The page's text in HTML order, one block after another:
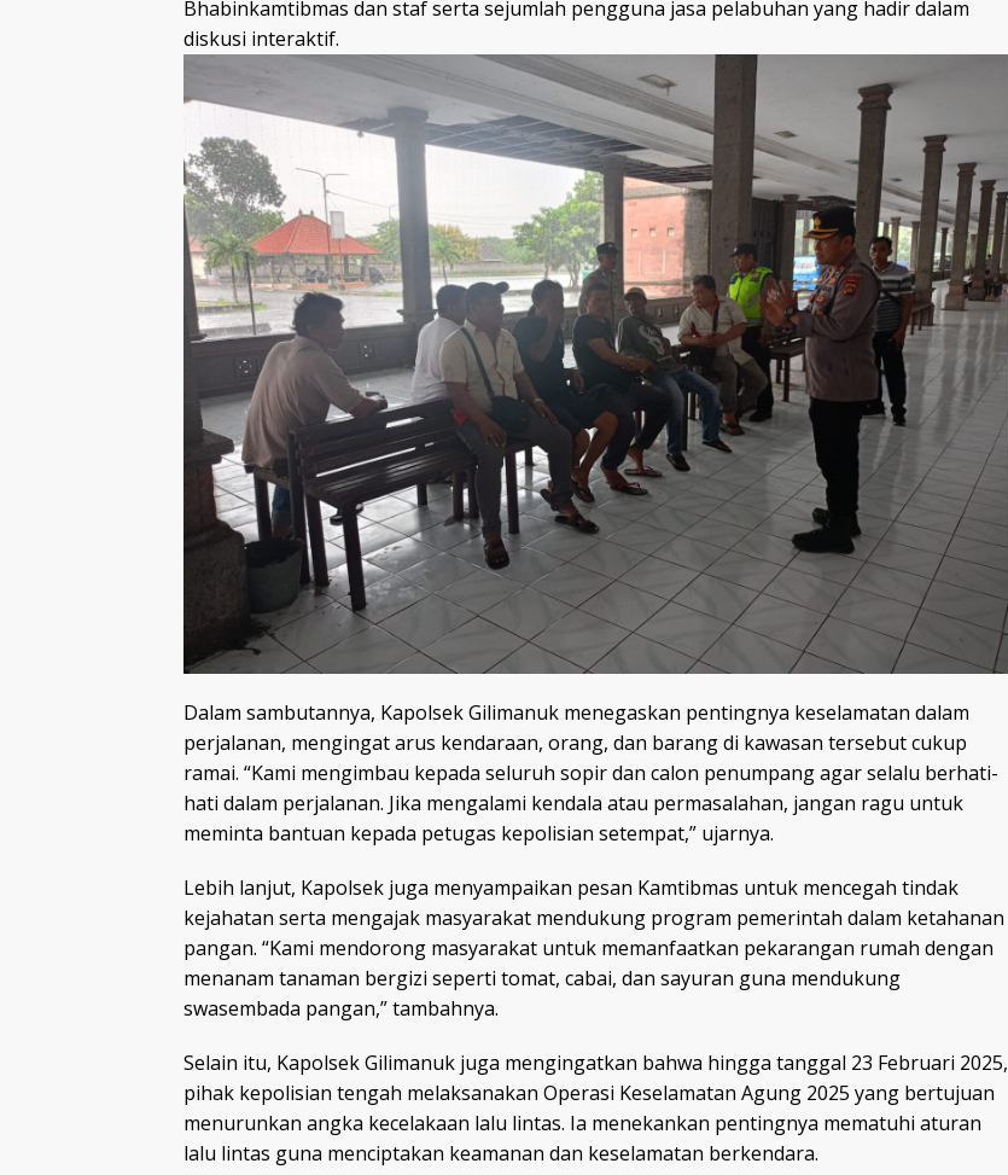
Bhabinkamtibmas dan staf serta sejumlah pengguna jasa pelabuhan yang hadir dalam
diskusi interaktif.
Dalam sambutannya, Kapolsek Gilimanuk menegaskan pentingnya keselamatan dalam
perjalanan, mengingat arus kendaraan, orang, dan barang di kawasan tersebut cukup
ramai. “Kami mengimbau kepada seluruh sopir dan calon penumpang agar selalu berhati-
hati dalam perjalanan. Jika mengalami kendala atau permasalahan, jangan ragu untuk
meminta bantuan kepada petugas kepolisian setempat,” ujarnya.
Lebih lanjut, Kapolsek juga menyampaikan pesan Kamtibmas untuk mencegah tindak
kejahatan serta mengajak masyarakat mendukung program pemerintah dalam ketahanan
pangan. “Kami mendorong masyarakat untuk memanfaatkan pekarangan rumah dengan
menanam tanaman bergizi seperti tomat, cabai, dan sayuran guna mendukung
swasembada pangan,” tambahnya.
Selain itu, Kapolsek Gilimanuk juga mengingatkan bahwa hingga tanggal 23 Februari 2025,
pihak kepolisian tengah melaksanakan Operasi Keselamatan Agung 2025 yang bertujuan
menurunkan angka kecelakaan lalu lintas. Ia menekankan pentingnya mematuhi aturan
lalu lintas guna menciptakan keamanan dan keselamatan berkendara.